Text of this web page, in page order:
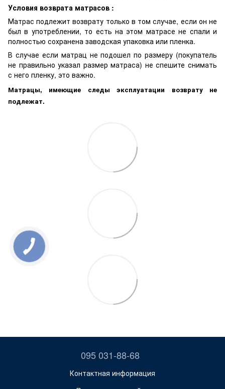
Условия возврата матрасов :
Матрас подлежит возврату только в том случае, если он не
был в употреблении, то есть на этом матрасе не спали и
полностью сохранена заводская упаковка или пленка.
В случае если матрац не подошел по размеру (покупатель
не правильно указал размер матраса) не спешите снимать
с него пленку, это важно.
Матрацы, имеющие следы эксплуатации возврату не
подлежат.
095 031-88-68
Контактная информация